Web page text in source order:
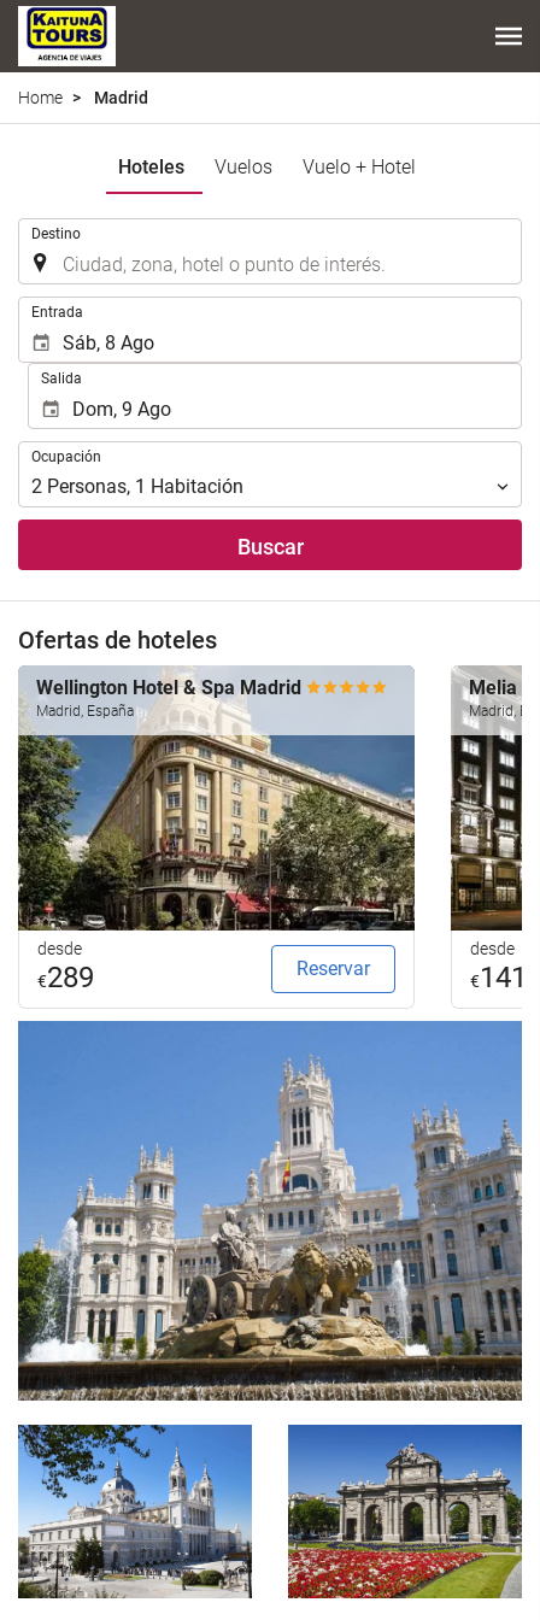
Home Madrid
Hoteles Vuelos Vuelo + Hotel
Destino
Entrada
Salida
Ocupación
Ocupación
2 Personas, 1 Habitación
Buscar
Ofertas de hoteles
Wellington Hotel & Spa Madrid
Madrid, España
desde
€289 Reservar
Melia
Madrid,
desde
€141